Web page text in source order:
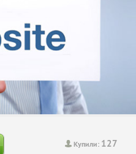
Купили: 127